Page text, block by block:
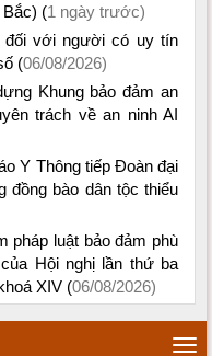
Bắc) (1 ngày trước)
đối với người có uy tín
(06/08/2026)
Khung bảo đảm an
trách về an ninh AI
Y Thông tiếp Đoàn đại
đồng bào dân tộc thiểu
pháp luật bảo đảm phù
Hội nghị lần thứ ba
XIV (06/08/2026)